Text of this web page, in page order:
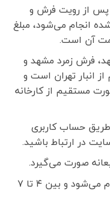
پس از رویت فرش و
انجام می‌شود، مبلغ
فرش زمرد مشهد و
انبار تهران است و
مستقیم از کارخانه
حساب کاربری
در ارتباط باشید.
صورت می‌گیرد.
ارسال‌های شهرستان با باربری انجام می‌شود و بین ۴ تا ۷